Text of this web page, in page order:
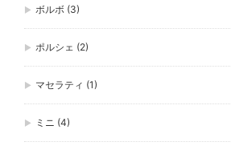
ボルボ (3)
ポルシェ (2)
マセラティ (1)
ミニ (4)